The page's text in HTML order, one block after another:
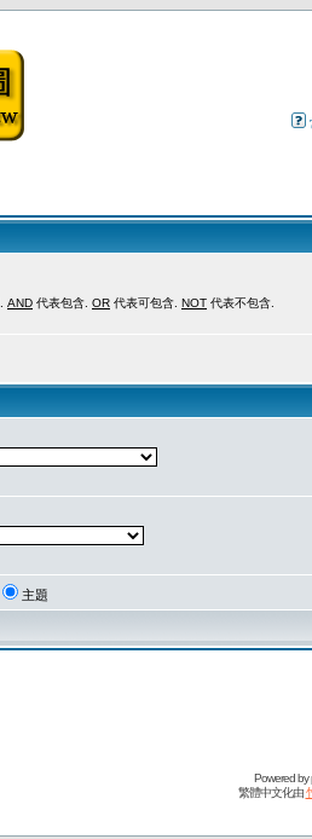
AND 代表包含. OR 代表可包含. NOT 代表不包含.
主題
Powered by
繁體中文化由